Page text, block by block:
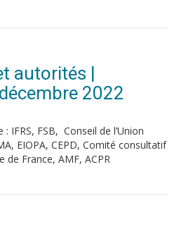
autorités |
2022
IFRS, FSB, Conseil de l’Union
EIOPA, CEPD, Comité consultatif
de France, AMF, ACPR